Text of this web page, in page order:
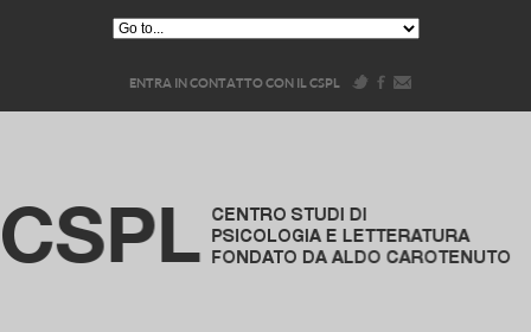
ENTRA IN CONTATTO CON IL CSPL